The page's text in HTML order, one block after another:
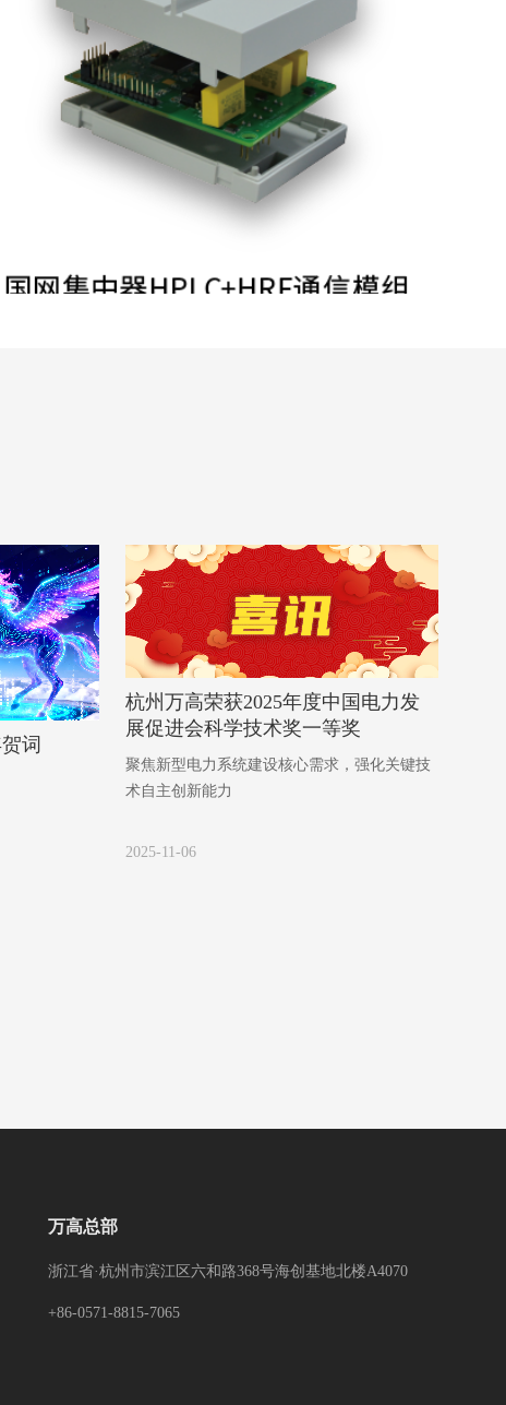
词
杭州万高荣获2025年度中国电力发
展促进会科学技术奖一等奖
聚焦新型电力系统建设核心需求，强化关键技
术自主创新能力
2025-11-06
万高总部
浙江省·杭州市滨江区六和路368号海创基地北楼A4070
+86-0571-8815-7065